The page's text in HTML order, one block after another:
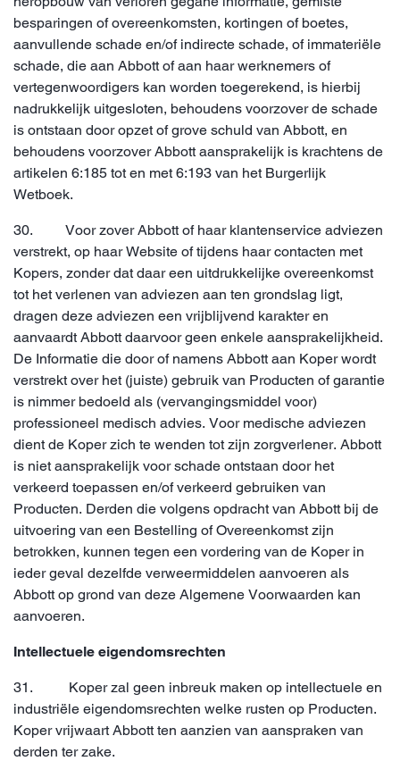
besparingen of overeenkomsten, kortingen of boetes,
aanvullende schade en/of indirecte schade, of immateriële
schade, die aan Abbott of aan haar werknemers of
vertegenwoordigers kan worden toegerekend, is hierbij
nadrukkelijk uitgesloten, behoudens voorzover de schade
is ontstaan door opzet of grove schuld van Abbott, en
behoudens voorzover Abbott aansprakelijk is krachtens de
artikelen 6:185 tot en met 6:193 van het Burgerlijk
Wetboek.
30. Voor zover Abbott of haar klantenservice adviezen
verstrekt, op haar Website of tijdens haar contacten met
Kopers, zonder dat daar een uitdrukkelijke overeenkomst
tot het verlenen van adviezen aan ten grondslag ligt,
dragen deze adviezen een vrijblijvend karakter en
aanvaardt Abbott daarvoor geen enkele aansprakelijkheid.
De Informatie die door of namens Abbott aan Koper wordt
verstrekt over het (juiste) gebruik van Producten of garantie
is nimmer bedoeld als (vervangingsmiddel voor)
professioneel medisch advies. Voor medische adviezen
dient de Koper zich te wenden tot zijn zorgverlener. Abbott
is niet aansprakelijk voor schade ontstaan door het
verkeerd toepassen en/of verkeerd gebruiken van
Producten. Derden die volgens opdracht van Abbott bij de
uitvoering van een Bestelling of Overeenkomst zijn
betrokken, kunnen tegen een vordering van de Koper in
ieder geval dezelfde verweermiddelen aanvoeren als
Abbott op grond van deze Algemene Voorwaarden kan
aanvoeren.
Intellectuele eigendomsrechten
31. Koper zal geen inbreuk maken op intellectuele en
industriële eigendomsrechten welke rusten op Producten.
Koper vrijwaart Abbott ten aanzien van aanspraken van
derden ter zake.